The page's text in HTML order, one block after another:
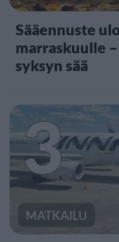
Sääennuste
marraskuulle
syksyn sää
3
MATKAILU